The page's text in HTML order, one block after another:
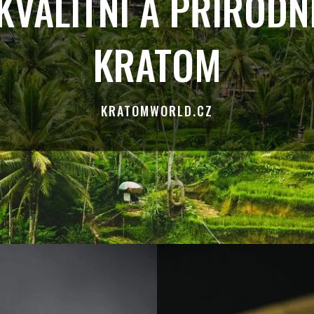
KRATOM
KRATOMWORLD.CZ